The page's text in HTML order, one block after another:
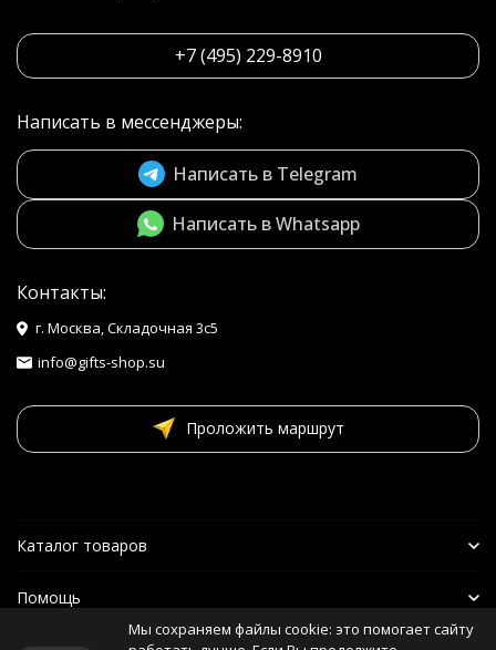
+7 (495) 229-8910
Написать в мессенджеры:
Написать в Telegram
Написать в Whatsapp
Контакты:
г. Москва, Складочная 3с5
info@gifts-shop.su
Проложить маршрут
Каталог товаров
Помощь
Мы сохраняем файлы cookie: это помогает сайту